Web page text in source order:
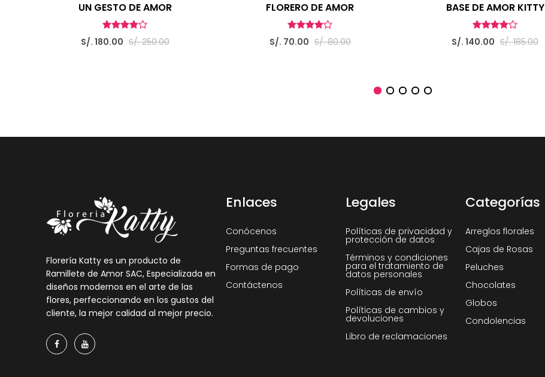
UN GESTO DE AMOR
S/. 180.00 S/. 250.00
FLORERO DE AMOR
S/. 70.00 S/. 80.00
BASE DE AMOR KITTY
S/. 140.00 S/. 185.00
Florería Katty es un producto de
Ramillete de Amor SAC, Especializada en
diseños modernos en el arte de las
flores, perfeccionando en los gustos del
cliente, la mejor calidad al mejor precio.
Enlaces
Conócenos
Preguntas frecuentes
Formas de pago
Contáctenos
Legales
Políticas de privacidad y
protección de datos
Términos y condiciones
para el tratamiento de
datos personales
Políticas de envío
Políticas de cambios y
devoluciones
Libro de reclamaciones
Categorías
Arreglos florales
Cajas de Rosas
Peluches
Chocolates
Globos
Condolencias